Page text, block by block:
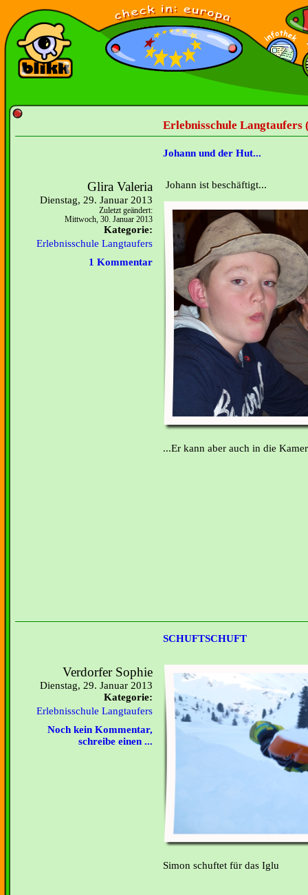
Erlebnisschule Langtaufers
Johann und der Hut...
Glira Valeria
Dienstag, 29. Januar 2013
Zuletzt geändert:
Mittwoch, 30. Januar 2013
Kategorie:
Erlebnisschule Langtaufers
1 Kommentar
Johann ist beschäftigt...
...Er kann aber auch in die
SCHUFTSCHUFT
Verdorfer Sophie
Dienstag, 29. Januar 2013
Kategorie:
Erlebnisschule Langtaufers
Noch kein Kommentar,
schreibe einen ...
Simon schuftet für das Iglu